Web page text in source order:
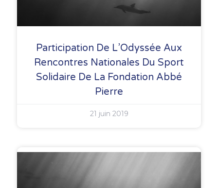
Participation De L’Odyssée Aux
Rencontres Nationales Du Sport
Solidaire De La Fondation Abbé
Pierre
21 juin 2019